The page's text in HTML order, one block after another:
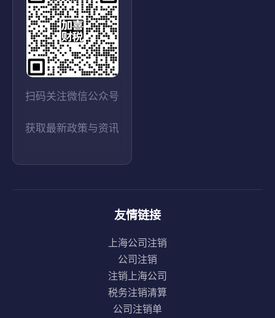
扫码关注微信公众号
获取最新政策与资讯
友情链接
上海公司注销
公司注销
注销上海公司
税务注销清算
公司注销单